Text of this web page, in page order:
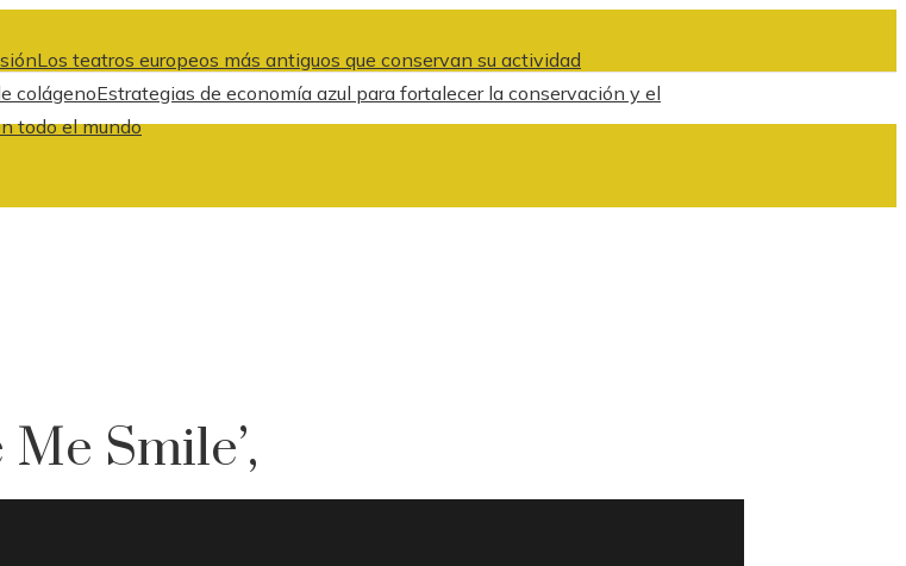
Los teatros europeos más antiguos que conservan su actividad
colágenoEstrategias de economía azul para fortalecer la conservación y el
todo el mundo
Smile’,